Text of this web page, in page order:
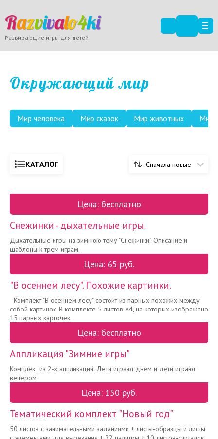
Razvivalo4ki
Развивающие игры для детей
Окружающий мир
Мир человека Мир сказок Мир животных Мир
КАТАЛОГ Сначала новые
Цена: бесплатно
Снежинки - дыхательные игры.
Дыхательные игры на зимнюю тему "Снежинки". Описание и
шаблоны к трем играм.
Цена: 65 руб.
"В осеннем лесу". Похожие картинки.
Комплект "В осеннем лесу" состоит из парных похожих между
собой картинок. В комплекте 5 листов А4, на которых изображено
15 парных карточек.
Цена: бесплатно
Аппликация "Зимние игры"
Комплект из 2-х аппликаций: Дети играют днем и дети играют
вечером.
Цена: 150 руб.
Тематический комплект "Новый год"
50 листов с занимательными заданиями + листы-образцы и листы